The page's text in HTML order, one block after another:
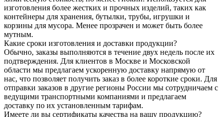
изготовления более жестких и прочных изделий, таких как
контейнеры для хранения, бутылки, трубы, игрушки и
корзины для мусора. Менее прозрачен и может быть более
мутным.
Какие сроки изготовления и доставки продукции?
Обычно, заказы выполняются в течение двух недель после их
подтверждения. Для клиентов в Москве и Московской
области мы предлагаем ускоренную доставку напрямую от
нас, что позволяет получить заказ в более короткие сроки. Для
отправки заказов в другие регионы России мы сотрудничаем с
ведущими транспортными компаниями и предлагаем
доставку по их установленным тарифам.
Имеете ли вы сертификаты качества на вашу продукцию?